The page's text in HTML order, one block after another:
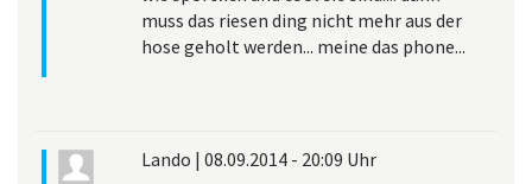
muss das riesen ding nicht mehr aus der
hose geholt werden... meine das phone...
Lando | 08.09.2014 - 20:09 Uhr